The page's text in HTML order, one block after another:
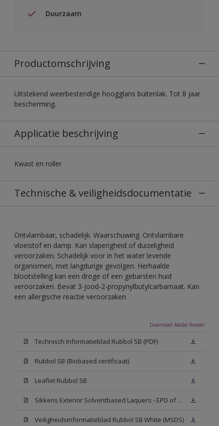
Duurzaam
Productomschrijving
Uitstekend weerbestendige hoogglans buitenlak. Tot 8 jaar
bescherming.
Applicatie beschrijving
Kwast en roller
Technische & veiligheidsdocumentatie
Ontvlambaar, schadelijk. Waarschuwing. Ontvlambare
vloeistof en damp. Kan slaperigheid of duizeligheid
veroorzaken. Schadelijk voor in het water levende
organismen, met langdurige gevolgen. Herhaalde
blootstelling kan een droge of een gebarsten huid
veroorzaken. Bevat 3-jood-2-propynylbutylcarbamaat. Kan
een allergische reactie veroorzaken
Download Adobe Reader
Technisch Informatieblad Rubbol SB (PDF)
Rubbol SB (Biobased certificaat)
Leaflet Rubbol SB
Sikkens Exterior Solventbased Laquers - EPD of Milieuproductverklaring
Veiligheidsinformatieblad Rubbol SB White (MSDS)